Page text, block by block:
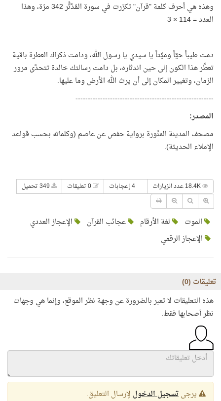
وهذه هي أحرف كلمة "قرآن" تكرّرت في سورة المُدَّثِّر 342 مرّة، وهذا
العدد = 114 × 3
دمت طيباً حيَّاً وميِّتاً يا سيدي يا رسول الله، ودامت ذكراك العطرة باقية
تعطَّر هذا الكون إلى حين اندثاره، بل دامت رسالتك خالدة تتحدَّى مرور
الزمان، وتغيير المكان إلى أن يرث الله الأرض وما عليها.
--------------------------------------------------------
المصدر:
مصحف المدينة المنَّورة برواية حفص عن عاصم (وكلماته بحسب قواعد
الإملاء الحديثة).
4 إعجابات
الموت لغة الأرقام عجائب القرآن
الإعجاز العددي
الإعجاز الرقمي
تعليقات (0
)
هذه التعليقات لا تعبر بالضرورة عن وجهة نظر الموقع، وإنما هي وجهات
نظر أصحابها فقط.
يرجىتسجيل الدخول لإرسال التعليق.